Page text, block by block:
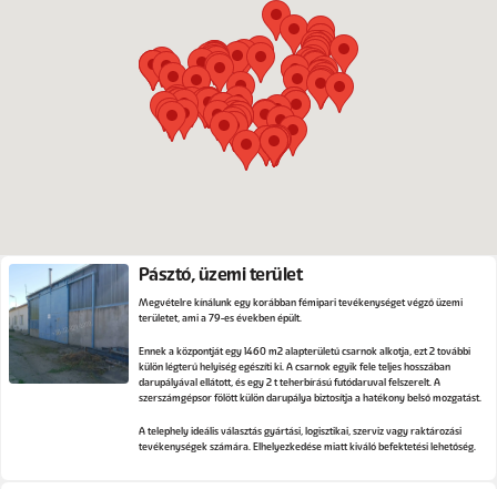
Pásztó, üzemi terület
Megvételre kínálunk egy korábban fémipari tevékenységet végző üzemi
területet, ami a 79-es években épült.
Ennek a központját egy 1460 m2 alapterületű csarnok alkotja, ezt 2 további
külön légterű helyiség egészíti ki. A csarnok egyik fele teljes hosszában
darupályával ellátott, és egy 2 t teherbírású futódaruval felszerelt. A
szerszámgépsor fölött külön darupálya biztosítja a hatékony belső mozgatást.
A telephely ideális választás gyártási, logisztikai, szerviz vagy raktározási
tevékenységek számára. Elhelyezkedése miatt kiváló befektetési lehetőség.